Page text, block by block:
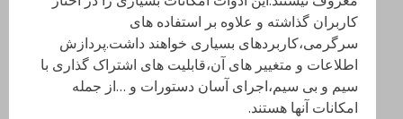
کاربران گذاشته و علاوه بر استفاده های
سرگرمی،کاربردهای بسیاری خواهند داشت.پردازش
اطلاعات و متغییر های آن،قابلیت های اشتراک گذاری با
سیم و بی سیم،اجرای آسان دستورات و …از جمله
امکانات آنها هستند.